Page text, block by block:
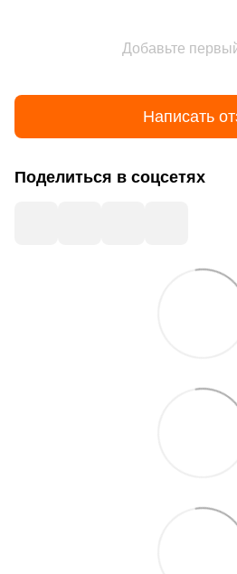
Добавьте
Написать
Поделиться в соцсетях